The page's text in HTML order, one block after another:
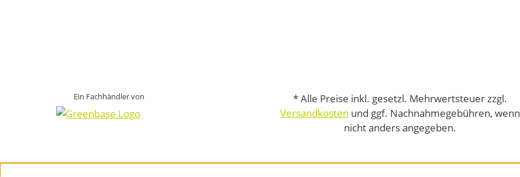
Ein Fachhändler von
* Alle Preise inkl. gesetzl. Mehrwertsteuer zzgl.
Versandkosten und ggf. Nachnahmegebühren, wenn
nicht anders angegeben.